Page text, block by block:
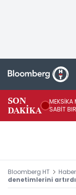
SON
DAKİKA
MEKSİKA
SABİT
Bloomberg HT
denetimlerini artırdı